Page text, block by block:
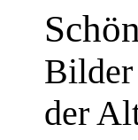
Bilder
der